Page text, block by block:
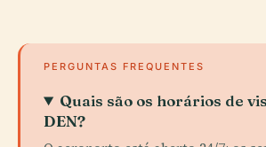
PERGUNTAS FREQUENTES
Quais são os horários de
DEN?